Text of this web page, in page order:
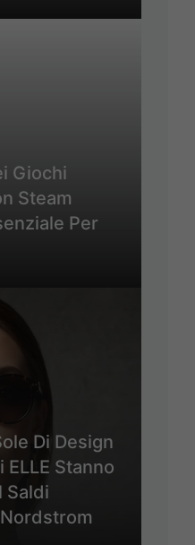
Giochi
Steam
Per
Di Design
ELLE Stanno
Saldi